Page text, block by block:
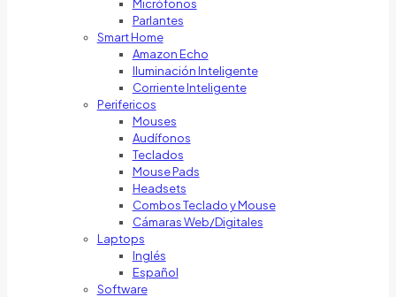
Micrófonos
Parlantes
Smart Home
Amazon Echo
Iluminación Inteligente
Corriente Inteligente
Perifericos
Mouses
Audífonos
Teclados
Mouse Pads
Headsets
Combos Teclado y Mouse
Cámaras Web/Digitales
Laptops
Inglés
Español
Software